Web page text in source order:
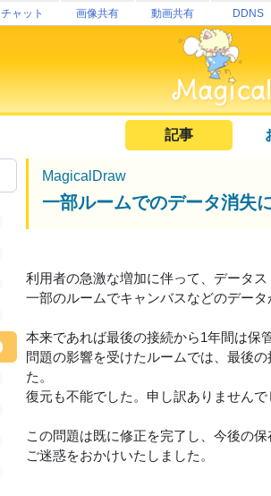
チャット 画像共有 動画共有 DDNS
記事
MagicalDraw
一部ルームでのデータ消失
利用者の急激な増加に伴って、データ
一部のルームでキャンバスなどのデー
本来であれば最後の接続から1年間は保
問題の影響を受けたルームでは、最後
た。
復元も不能でした。申し訳ありませんで
この問題は既に修正を完了し、今後の
ご迷惑をおかけいたしました。